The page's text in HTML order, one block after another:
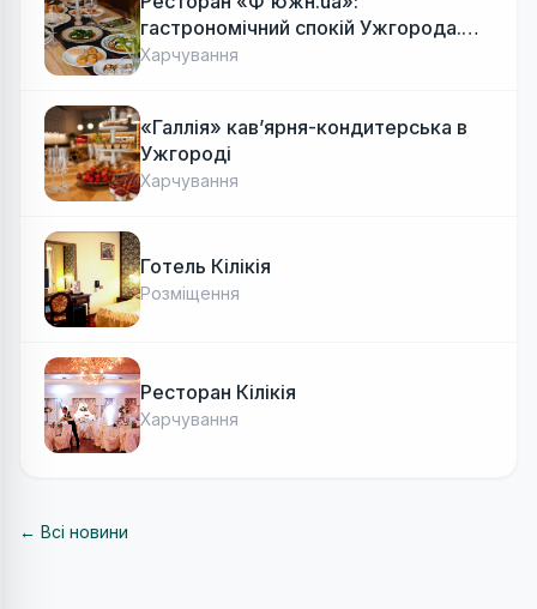
гастрономічний спокій Ужгорода.
Авторська локальна кухня, затишок
Харчування
«Галлія» кав’ярня-кондитерська в
Ужгороді
Харчування
Готель Кілікія
Розміщення
Ресторан Кілікія
Харчування
← Всі новини